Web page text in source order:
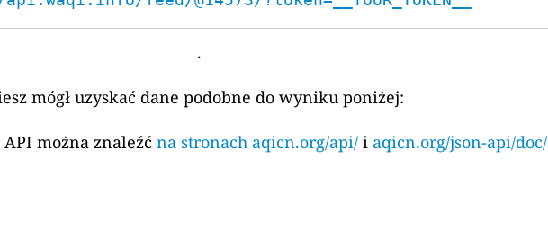
.
mógł uzyskać dane podobne do wyniku poniżej:
można znaleźć na stronach aqicn.org/api/ i aqicn.org/json-api/doc/